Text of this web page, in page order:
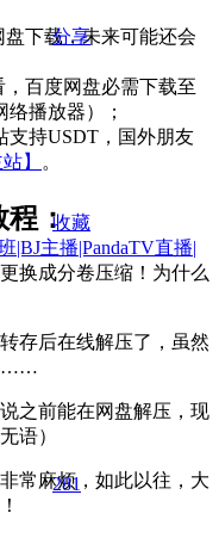
盘下载，未来可能还会
，百度网盘必需下载至
播放器）；
支持USDT，国外朋友
】 。
程：
换成分卷压缩！为什么
存后在线解压了，虽然
……
之前能在网盘解压，现
语）
常麻烦，如此以往，大
分享
收藏
281